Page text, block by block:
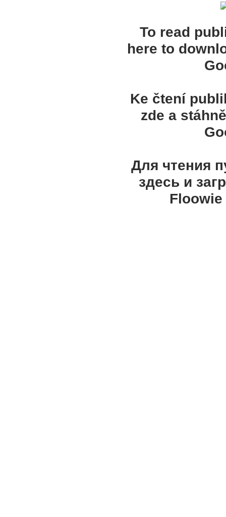
To read
here to
Ke čtení
zde a
Для чтения
здесь и
Floowie